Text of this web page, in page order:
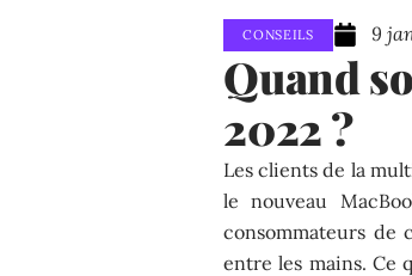
CONSEILS 9
Quand
2022 ?
Les clients de la
le nouveau
consommateurs de
entre les mains. Ce